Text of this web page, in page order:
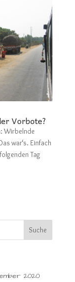
Vorbote?
Wirbelnde
Einfach
Tag
2020